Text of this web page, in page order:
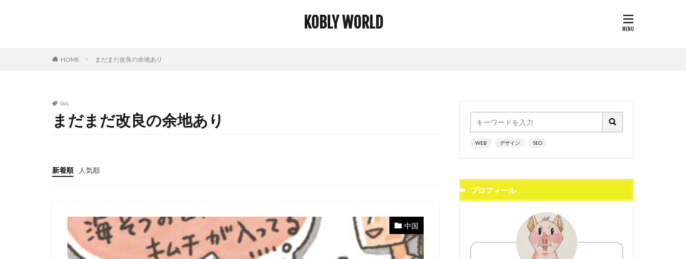
KOBLY WORLD
HOME まだまだ改良の余地あり
TAG
まだまだ改良の余地あり
新着順 人気順
中国
WEB デザイン SEO
プロフィール